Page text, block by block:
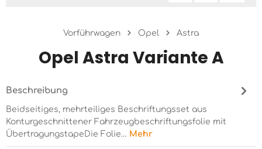
Vorführwagen Opel Astra
Opel Astra Variante A
Beschreibung
Beidseitiges, mehrteiliges Beschriftungsset aus
Konturgeschnittener Fahrzeugbeschriftungsfolie mit
ÜbertragungstapeDie Folie… Mehr